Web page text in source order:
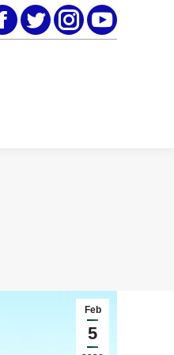
FacebookTwitterInstagramYouTube
Feb
5